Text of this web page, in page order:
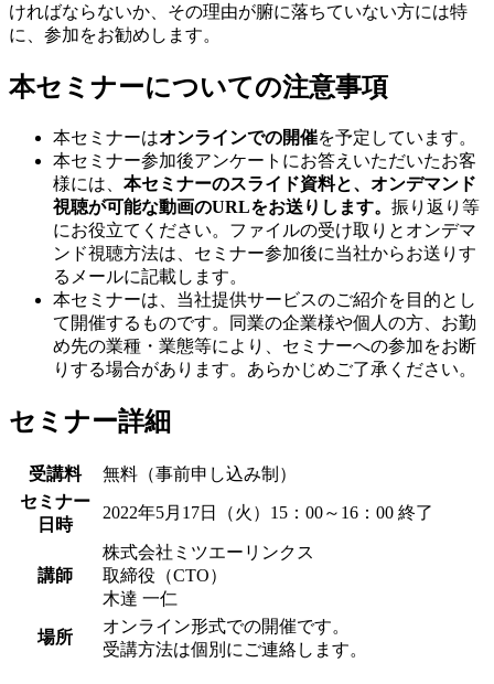
ければならないか、その理由が腑に落ちていない方には特
に、参加をお勧めします。
本セミナーについての注意事項
本セミナーはオンラインでの開催を予定しています。
本セミナー参加後アンケートにお答えいただいたお客
様には、 本セミナーのスライド資料と、オンデマンド
視聴が可能な動画のURLをお送りします。 振り返り等
にお役立てください。ファイルの受け取りとオンデマ
ンド視聴方法は、セミナー参加後に当社からお送りす
るメールに記載します。
本セミナーは、当社提供サービスのご紹介を目的とし
て開催するものです。同業の企業様や個人の方、お勤
め先の業種・業態等により、セミナーへの参加をお断
りする場合があります。あらかじめご了承ください。
セミナー詳細
受講料
無料（事前申し込み制）
セミナー
日時
2022年5月17日（火）15：00～16：00 終了
講師
株式会社ミツエーリンクス
取締役（CTO）
木達 一仁
場所
オンライン形式での開催です。
受講方法は個別にご連絡します。